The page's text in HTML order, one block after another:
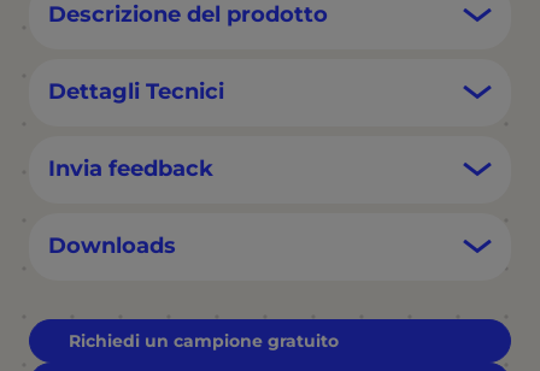
Descrizione del prodotto
Dettagli Tecnici
Invia feedback
Downloads
Richiedi un campione gratuito